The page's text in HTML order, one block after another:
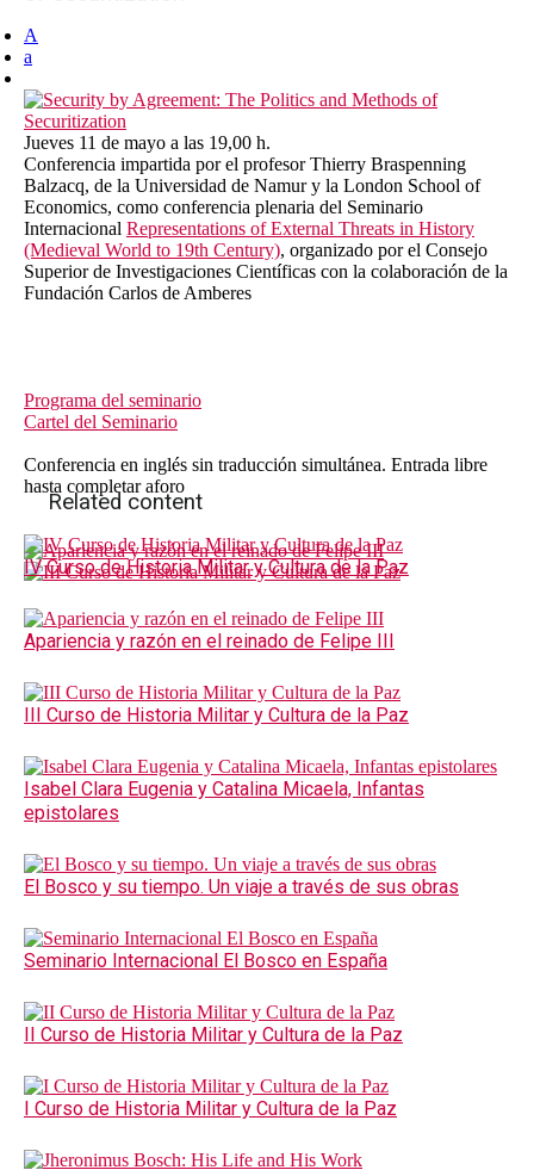
A
a
Jueves 11 de mayo a las 19,00 h.
Conferencia impartida por el profesor Thierry Braspenning
Balzacq, de la Universidad de Namur y la London School of
Economics, como conferencia plenaria del Seminario
Internacional Representations of External Threats in History
(Medieval World to 19th Century), organizado por el Consejo
Superior de Investigaciones Científicas con la colaboración de la
Fundación Carlos de Amberes
Programa del seminario
Cartel del Seminario
Conferencia en inglés sin traducción simultánea. Entrada libre
hasta completar aforo
Related content
IV Curso de Historia Militar y Cultura de la Paz
Apariencia y razón en el reinado de Felipe III
III Curso de Historia Militar y Cultura de la Paz
Isabel Clara Eugenia y Catalina Micaela, Infantas
epistolares
El Bosco y su tiempo. Un viaje a través de sus obras
Seminario Internacional El Bosco en España
II Curso de Historia Militar y Cultura de la Paz
I Curso de Historia Militar y Cultura de la Paz